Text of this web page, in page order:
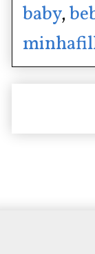
baby,